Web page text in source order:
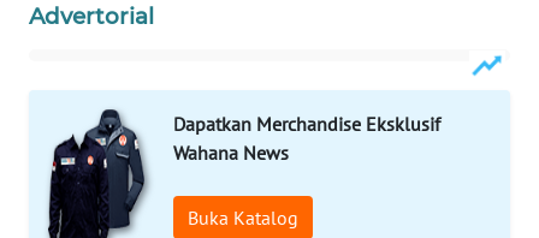
Advertorial
Dapatkan Merchandise Eksklusif
Wahana News
Buka Katalog
WAHANA
SPORT
WAHANA